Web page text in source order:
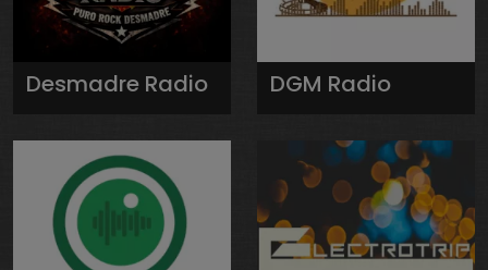
Desmadre Radio DGM Radio